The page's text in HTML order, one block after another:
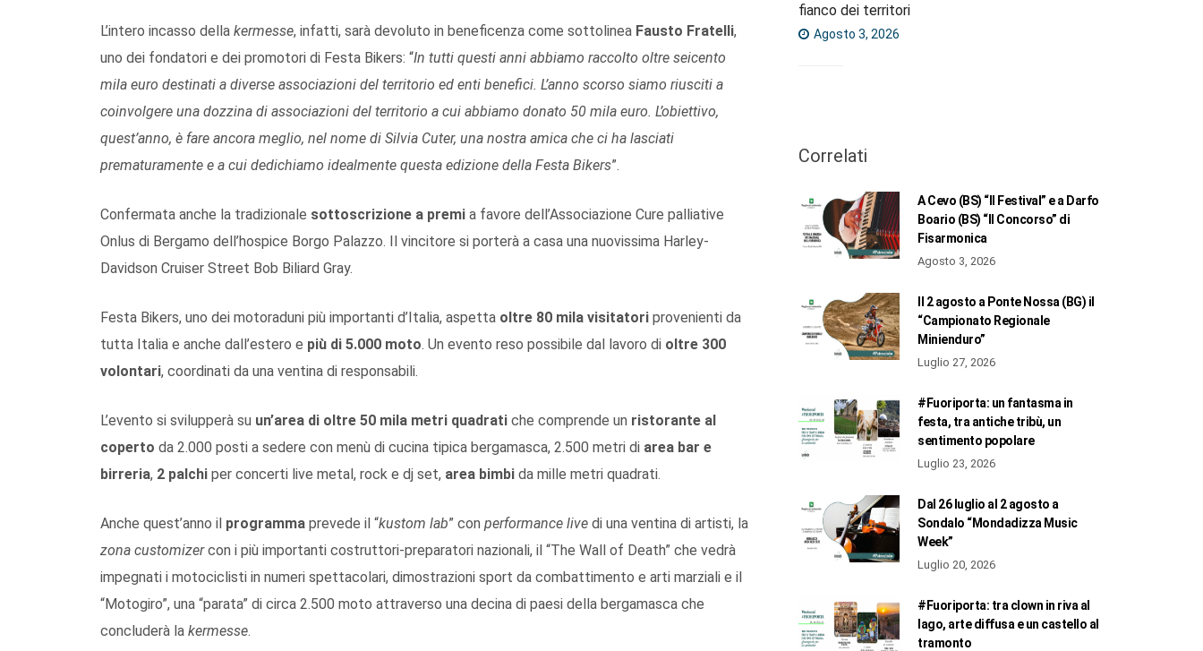
L’intero incasso della kermesse, infatti, sarà devoluto in beneficenza come sottolinea Fausto Fratelli,
uno dei fondatori e dei promotori di Festa Bikers: “In tutti questi anni abbiamo raccolto oltre seicento
mila euro destinati a diverse associazioni del territorio ed enti benefici. L’anno scorso siamo riusciti a
coinvolgere una dozzina di associazioni del territorio a cui abbiamo donato 50 mila euro. L’obiettivo,
quest’anno, è fare ancora meglio, nel nome di Silvia Cuter, una nostra amica che ci ha lasciati
prematuramente e a cui dedichiamo idealmente questa edizione della Festa Bikers”.
Confermata anche la tradizionale sottoscrizione a premi a favore dell’Associazione Cure palliative
Onlus di Bergamo dell’hospice Borgo Palazzo. Il vincitore si porterà a casa una nuovissima Harley-
Davidson Cruiser Street Bob Biliard Gray.
Festa Bikers, uno dei motoraduni più importanti d’Italia, aspetta oltre 80 mila visitatori provenienti da
tutta Italia e anche dall’estero e più di 5.000 moto. Un evento reso possibile dal lavoro di oltre 300
volontari, coordinati da una ventina di responsabili.
L’evento si svilupperà su un’area di oltre 50 mila metri quadrati che comprende un ristorante al
coperto da 2.000 posti a sedere con menù di cucina tipica bergamasca, 2.500 metri di area bar e
birreria, 2 palchi per concerti live metal, rock e dj set, area bimbi da mille metri quadrati.
Anche quest’anno il programma prevede il “kustom lab” con performance live di una ventina di artisti, la
zona customizercon i più importanti costruttori-preparatori nazionali, il “The Wall of Death” che vedrà
impegnati i motociclisti in numeri spettacolari, dimostrazioni sport da combattimento e arti marziali e il
“Motogiro”, una “parata” di circa 2.500 moto attraverso una decina di paesi della bergamasca che
concluderà la kermesse.
fianco dei territori
Agosto 3, 2026
Correlati
A Cevo (BS) “Il Festival” e a Darfo
Boario (BS) “Il Concorso” di
Fisarmonica
Agosto 3, 2026
Il 2 agosto a Ponte Nossa (BG) il
“Campionato Regionale
Minienduro”
Luglio 27, 2026
#Fuoriporta: un fantasma in
festa, tra antiche tribù, un
sentimento popolare
Luglio 23, 2026
Dal 26 luglio al 2 agosto a
Sondalo “Mondadizza Music
Week”
Luglio 20, 2026
#Fuoriporta: tra clown in riva al
lago, arte diffusa e un castello al
tramonto